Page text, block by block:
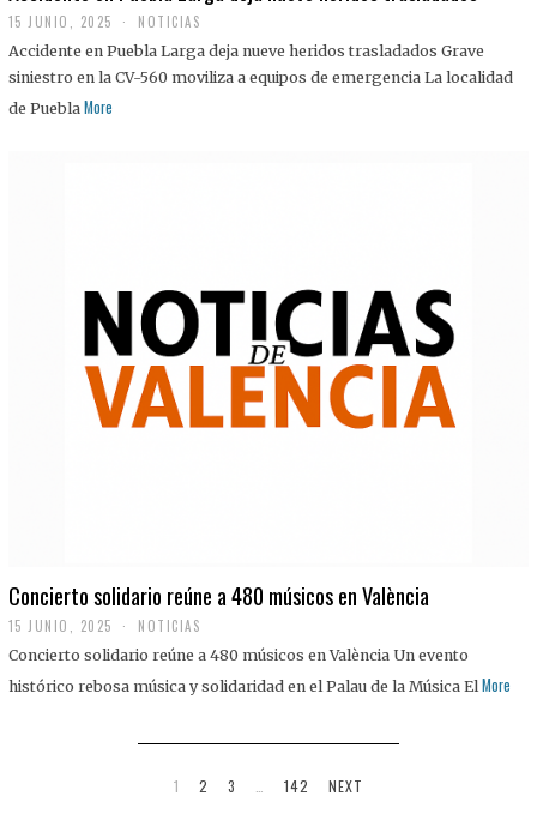
15 JUNIO, 2025 NOTICIAS
Accidente en Puebla Larga deja nueve heridos trasladados Grave
siniestro en la CV-560 moviliza a equipos de emergencia La localidad
de Puebla More
Concierto solidario reúne a 480 músicos en València
15 JUNIO, 2025 NOTICIAS
Concierto solidario reúne a 480 músicos en València Un evento
histórico rebosa música y solidaridad en el Palau de la Música El More
1 2 3 142 NEXT